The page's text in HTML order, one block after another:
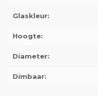
Glaskleur:
Hoogte:
Diameter:
Dimbaar: